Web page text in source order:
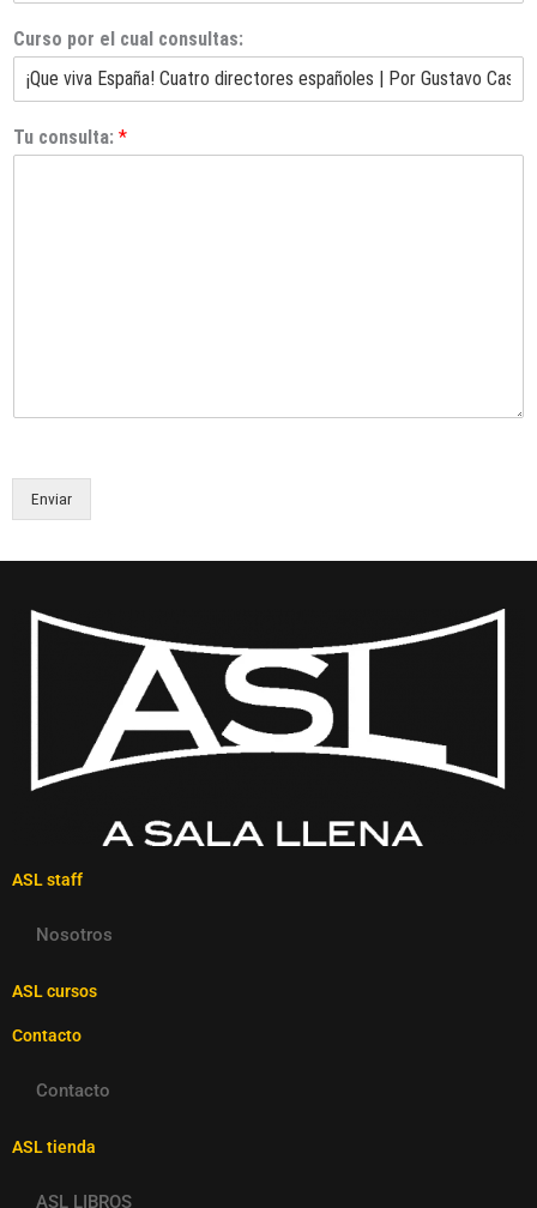
Curso por el cual consultas:
Tu consulta: *
Enviar
ASL staff
Nosotros
ASL cursos
Contacto
Contacto
ASL tienda
ASL LIBROS